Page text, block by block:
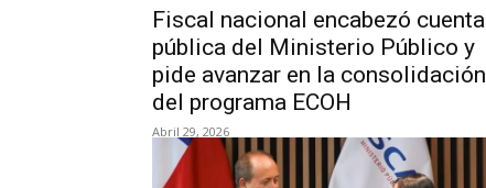
Fiscal nacional encabezó cuenta
pública del Ministerio Público y
pide avanzar en la consolidación
del programa ECOH
Abril 29, 2026